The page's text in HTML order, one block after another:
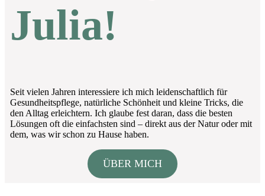
Julia!
Seit vielen Jahren interessiere ich mich leidenschaftlich für
Gesundheitspflege, natürliche Schönheit und kleine Tricks, die
den Alltag erleichtern. Ich glaube fest daran, dass die besten
Lösungen oft die einfachsten sind – direkt aus der Natur oder mit
dem, was wir schon zu Hause haben.
ÜBER MICH